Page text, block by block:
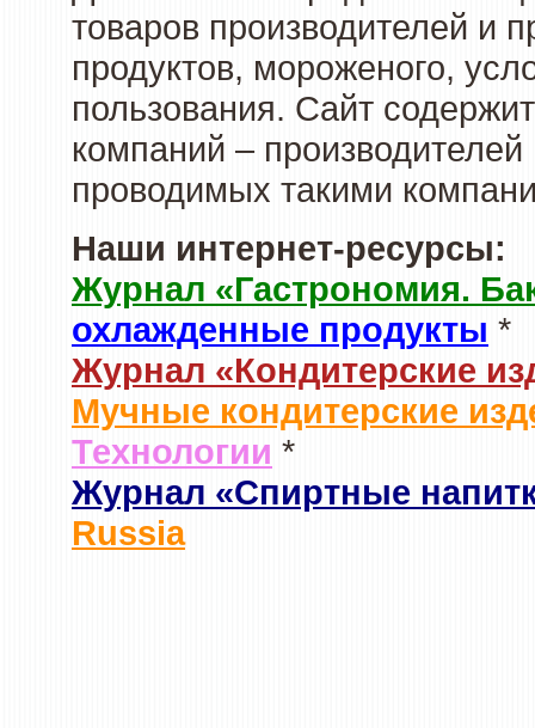
товаров производителей и
продуктов, мороженого,
пользования. Сайт
компаний –
проводимых такими
Наши интернет-ресурсы:
Журнал «Гастрономия.
охлажденные продукты *
Журнал «Кондитерские
Мучные кондитерские
Технологии *
Журнал «Спиртные
Russia